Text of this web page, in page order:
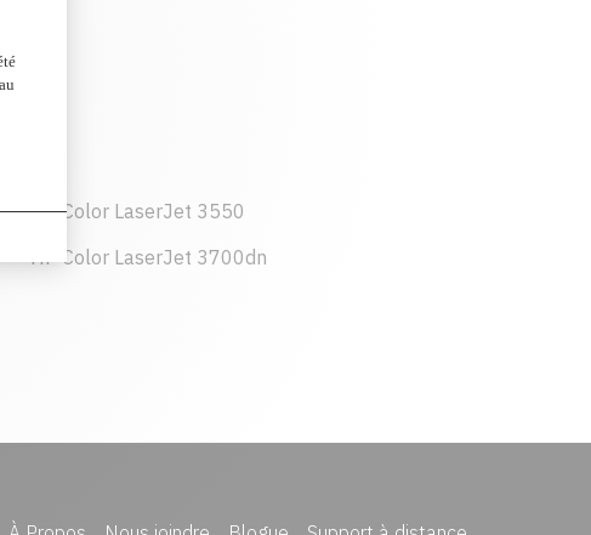
HP Color LaserJet 3550
HP Color LaserJet 3700dn